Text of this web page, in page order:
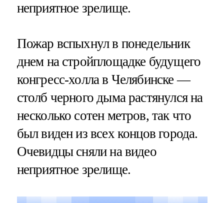
неприятное зрелище.
Пожар вспыхнул в понедельник
днем на стройплощадке будущего
конгресс-холла в Челябинске —
столб черного дыма растянулся на
несколько сотен метров, так что
был виден из всех концов города.
Очевидцы сняли на видео
неприятное зрелище.